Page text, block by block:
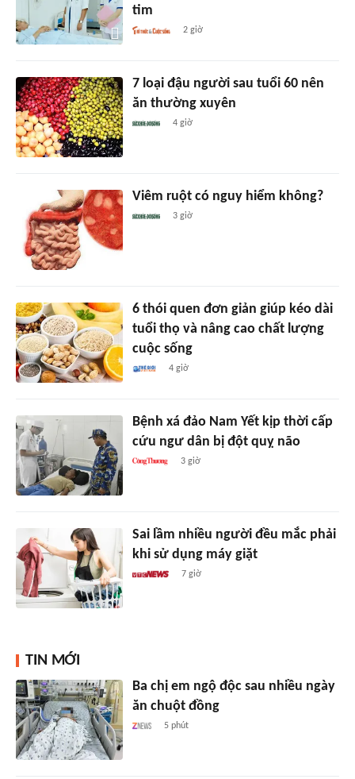
tim
2 giờ
7 loại đậu người sau tuổi 60 nên
ăn thường xuyên
4 giờ
Viêm ruột có nguy hiểm không?
3 giờ
6 thói quen đơn giản giúp kéo dài
tuổi thọ và nâng cao chất lượng
cuộc sống
4 giờ
Bệnh xá đảo Nam Yết kịp thời cấp
cứu ngư dân bị đột quỵ não
3 giờ
Sai lầm nhiều người đều mắc phải
khi sử dụng máy giặt
7 giờ
TIN MỚI
Ba chị em ngộ độc sau nhiều ngày
ăn chuột đồng
5 phút